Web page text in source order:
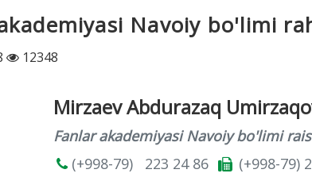
Navoiy bo'limi
12348
Мirzaev Abdurazaq
Fanlar akademiyasi Navoiy bo'limi
(+998-79) 223 24 86
(+998-79)